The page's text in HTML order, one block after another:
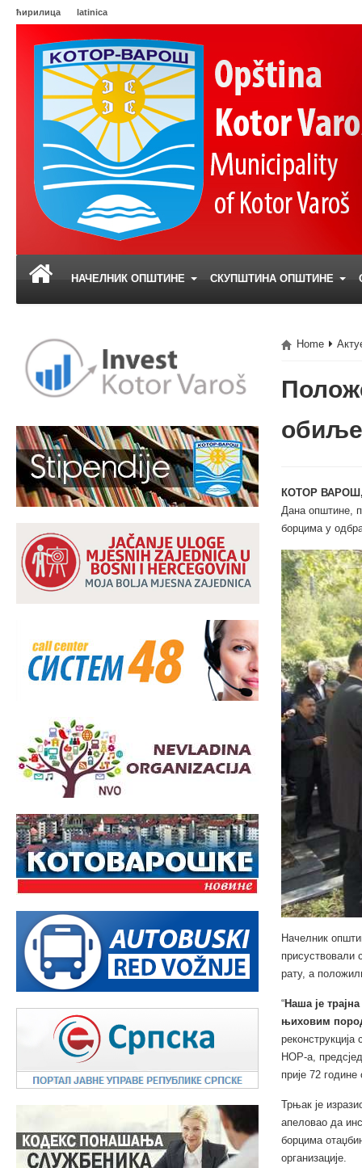
ћирилица latinica
НАЧЕЛНИК ОПШТИНЕ СКУПШТИНА ОПШТИНЕ
Home
КОТОР
Дана општине,
борцима у
Начелник
присуствовали
рату, а
“Наша је
њиховим
НОР-а,
прије 72
Трњак је
апеловао да
борцима
организације.